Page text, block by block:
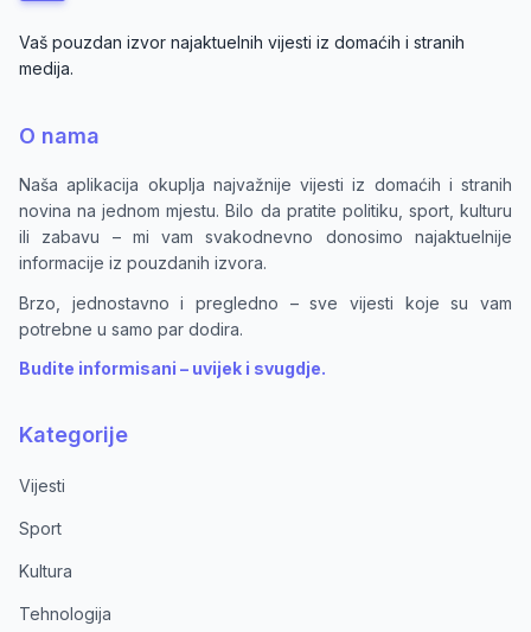
Vaš pouzdan izvor najaktuelnih vijesti iz domaćih i stranih
medija.
O nama
Naša aplikacija okuplja najvažnije vijesti iz domaćih i stranih
novina na jednom mjestu. Bilo da pratite politiku, sport, kulturu
ili zabavu – mi vam svakodnevno donosimo najaktuelnije
informacije iz pouzdanih izvora.
Brzo, jednostavno i pregledno – sve vijesti koje su vam
potrebne u samo par dodira.
Budite informisani – uvijek i svugdje.
Kategorije
Vijesti
Sport
Kultura
Tehnologija